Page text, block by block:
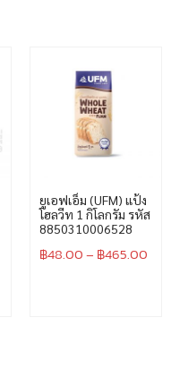
ยูเอฟเอ็ม (UFM) แป้ง
โฮลวีท 1 กิโลกรัม รหัส
8850310006528
฿48.00– ฿465.00